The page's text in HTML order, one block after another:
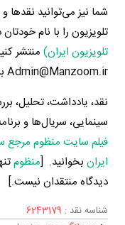
شما نیز می‌توانید نقدها
تلویزیون را با نام خودتان
تلویزیون ایران) منتشر
Admin@Manzoom.ir برای ما ارسال کنید.
نقد، یادداشت، تحلیل،
سینمایی، سریال‌ها و
فیلم سایت منظوم مرجع
ایران بخوانید. [منظوم
دیدگاه منتقدان نیست.]
شناسه نقد : 6243179